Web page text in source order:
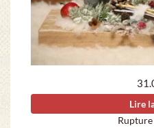
Lire